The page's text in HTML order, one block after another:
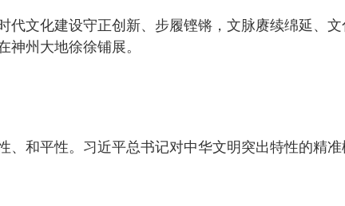
文化建设守正创新、步履铿锵，文脉赓续绵延、
州大地徐徐铺展。
和平性。习近平总书记对中华文明突出特性的精